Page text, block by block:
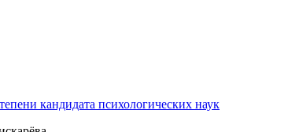
кандидата психологических наук